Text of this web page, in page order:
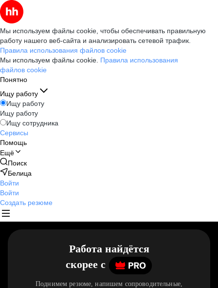
Мы используем файлы cookie, чтобы обеспечивать правильную
работу нашего веб-сайта и анализировать сетевой трафик.
Правила использования файлов cookie
Мы используем файлы cookie. Правила использования
файлов cookie
Понятно
Ищу работу
Ищу работу
Ищу работу
Ищу сотрудника
Сервисы
Помощь
Ещё
Поиск
Белица
Войти
Войти
Создать резюме
Работа найдётся
скорее c
Поднимем резюме, напишем сопроводительные,